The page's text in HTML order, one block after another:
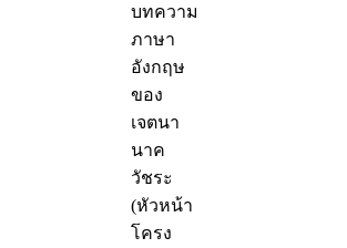
บทความ
ภาษา
อังกฤษ
ของ
เจตนา
นาค
วัชระ
(หัวหน้า
โครง